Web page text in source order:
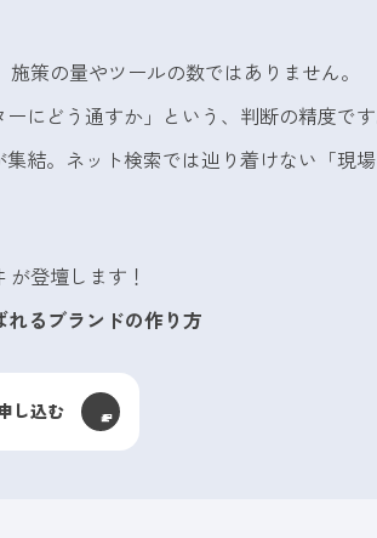
策の量やツールの数ではありません。
にどう通すか」という、判断の精度です
結。ネット検索では辿り着けない「現
登壇します！
るブランドの作り方
し込む